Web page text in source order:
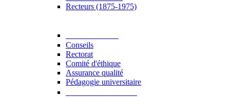
Recteurs (1875-1975)
Conseils
Rectorat
Comité d'éthique
Assurance qualité
Pédagogie universitaire